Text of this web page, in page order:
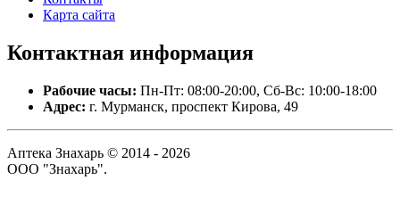
Карта сайта
Контактная информация
Рабочие часы: Пн-Пт: 08:00-20:00, Сб-Вс: 10:00-18:00
Адрес: г. Мурманск, проспект Кирова, 49
Аптека Знахарь © 2014 - 2026
ООО "Знахарь".